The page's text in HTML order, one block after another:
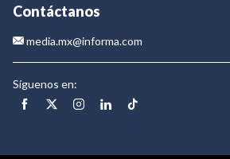
Contáctanos
media.mx@informa.com
Síguenos en: